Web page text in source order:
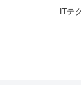
ITテ